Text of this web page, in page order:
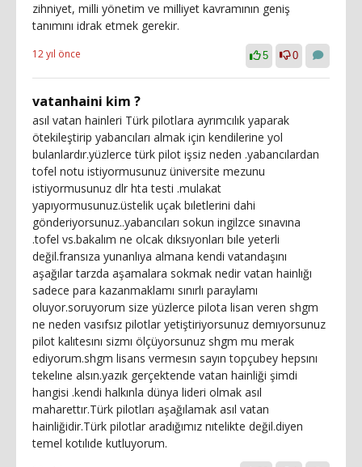
zihniyet, milli yönetim ve milliyet kavramının geniş
tanımını idrak etmek gerekir.
12 yıl önce 5 0
vatanhaini kim ?
asıl vatan hainleri Türk pilotlara ayrımcılık yaparak
ötekileştirip yabancıları almak için kendilerine yol
bulanlardır.yüzlerce türk pilot işsiz neden .yabancılardan
tofel notu istiyormusunuz üniversite mezunu
istiyormusunuz dlr hta testi .mulakat
yapıyormusunuz.üstelik uçak bıletlerini dahi
gönderiyorsunuz..yabancıları sokun ingilzce sınavına
.tofel vs.bakalım ne olcak dıksıyonları bıle yeterli
değil.fransıza yunanlıya almana kendi vatandaşını
aşağılar tarzda aşamalara sokmak nedir vatan hainlığı
sadece para kazanmaklamı sınırlı paraylamı
oluyor.soruyorum size yüzlerce pilota lisan veren shgm
ne neden vasıfsız pilotlar yetiştiriyorsunuz demıyorsunuz
pilot kalıtesını sizmı ölçüyorsunuz shgm mu merak
ediyorum.shgm lisans vermesın sayın topçubey hepsını
tekelıne alsın.yazık gerçektende vatan hainliği şimdi
hangisi .kendi halkınla dünya lideri olmak asıl
maharettır.Türk pilotları aşağılamak asıl vatan
hainliğidir.Türk pilotlar aradığımız nıtelikte değil.diyen
temel kotılıde kutluyorum.